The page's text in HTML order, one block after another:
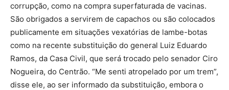
corrupção, como na compra superfaturada de vacinas.
São obrigados a servirem de capachos ou são colocados
publicamente em situações vexatórias de lambe-botas
como na recente substituição do general Luiz Eduardo
Ramos, da Casa Civil, que será trocado pelo senador Ciro
Nogueira, do Centrão. “Me senti atropelado por um trem”,
disse ele, ao ser informado da substituição, embora o